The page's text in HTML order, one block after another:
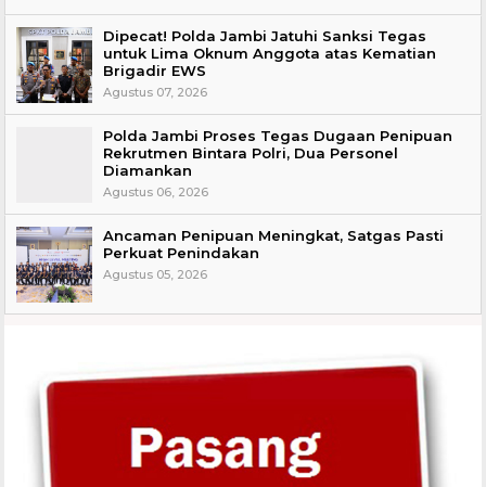
Dipecat! Polda Jambi Jatuhi Sanksi Tegas
untuk Lima Oknum Anggota atas Kematian
Brigadir EWS
Agustus 07, 2026
Polda Jambi Proses Tegas Dugaan Penipuan
Rekrutmen Bintara Polri, Dua Personel
Diamankan
Agustus 06, 2026
Ancaman Penipuan Meningkat, Satgas Pasti
Perkuat Penindakan
Agustus 05, 2026